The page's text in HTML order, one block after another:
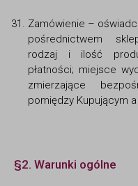
Zamówienie –
pośrednictwem
rodzaj i ilość
płatności; miejsce
zmierzające
pomiędzy Kupującym
§2. Warunki ogólne